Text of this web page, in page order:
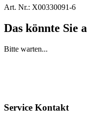
Art. Nr.: X00330091-6
Das könnte Sie
Bitte warten...
Service Kontakt